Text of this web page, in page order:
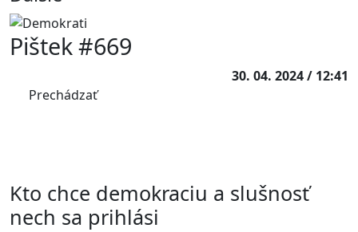
Prechádzať
Pištek #669
30. 04. 2024 / 12:41
Kto chce demokraciu a slušnosť
nech sa prihlási